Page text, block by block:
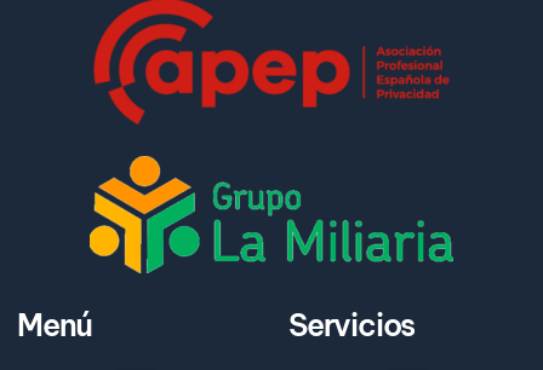
Menú Servicios